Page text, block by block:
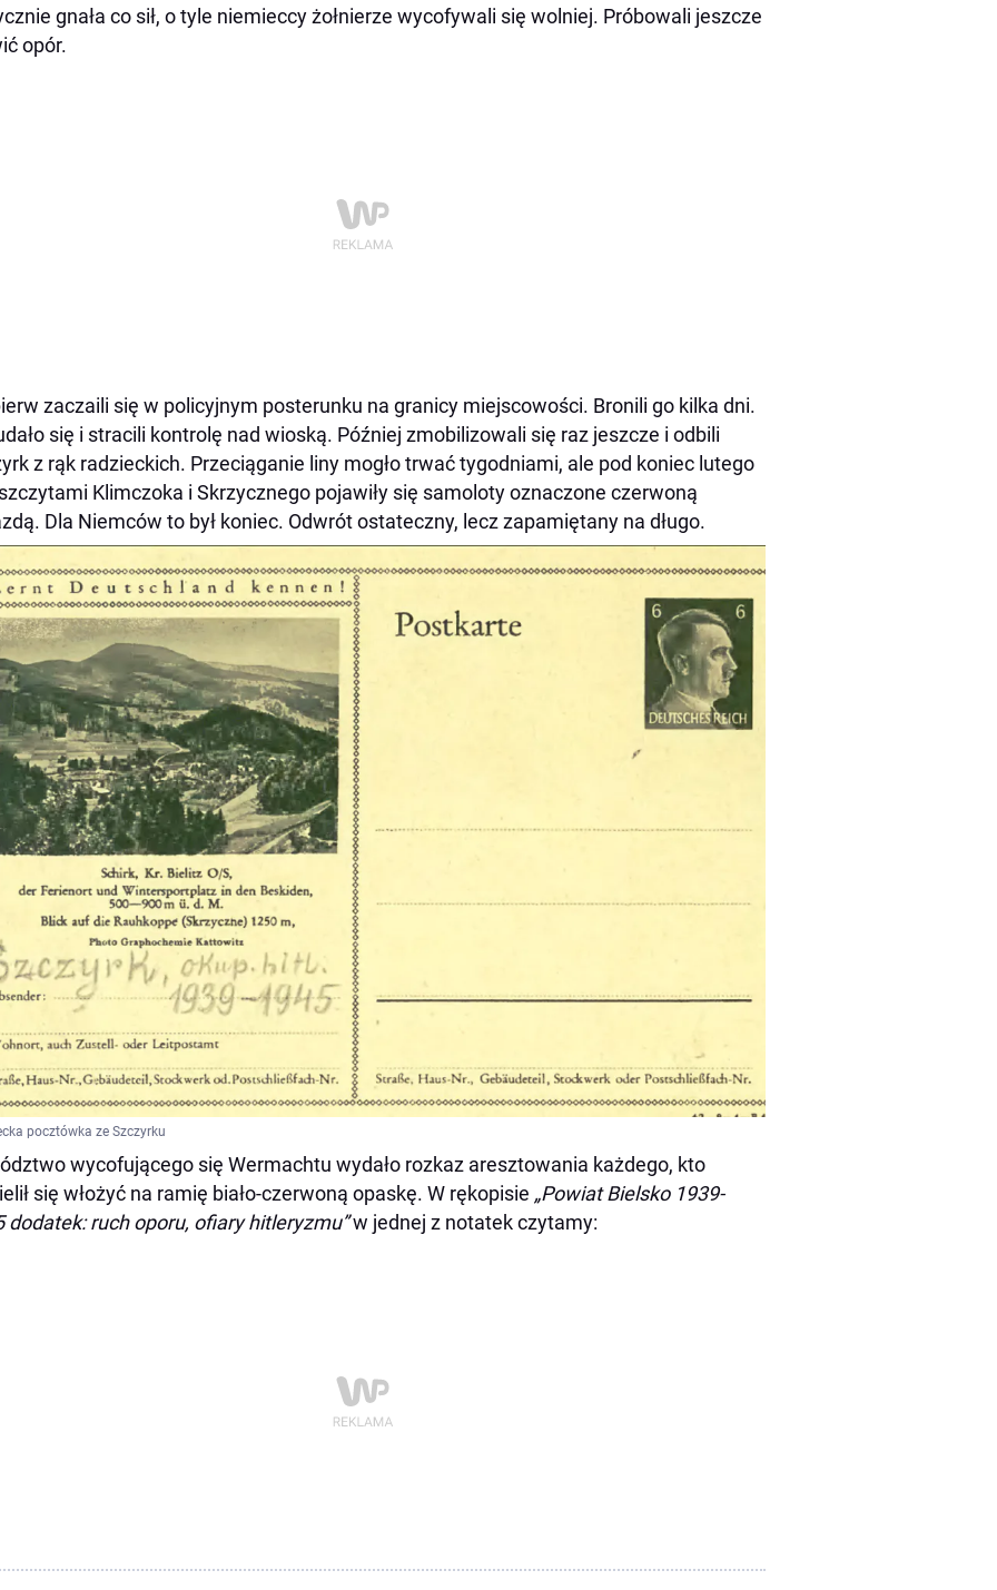
gnała co sił, o tyle niemieccy żołnierze wycofywali się wolniej. Próbowali jeszcze
opór.
zaczaili się w policyjnym posterunku na granicy miejscowości. Bronili go kilka dni.
się i stracili kontrolę nad wioską. Później zmobilizowali się raz jeszcze i odbili
z rąk radzieckich. Przeciąganie liny mogło trwać tygodniami, ale pod koniec lutego
Klimczoka i Skrzycznego pojawiły się samoloty oznaczone czerwoną
Dla Niemców to był koniec. Odwrót ostateczny, lecz zapamiętany na długo.
pocztówka ze Szczyrku
wycofującego się Wermachtu wydało rozkaz aresztowania każdego, kto
się włożyć na ramię biało-czerwoną opaskę. W rękopisie „Powiat Bielsko 1939-
dodatek: ruch oporu, ofiary hitleryzmu”w jednej z notatek czytamy: